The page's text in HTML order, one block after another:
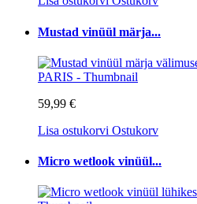
Mustad vinüül märja...
59,99 €
Lisa ostukorvi Ostukorv
Micro wetlook vinüül...